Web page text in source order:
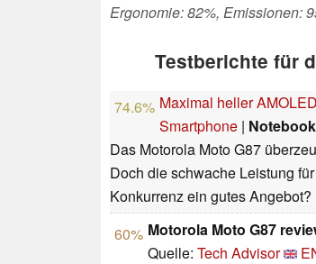
Ergonomie: 82%, Emissionen:
Testberichte für
74.6% Maximal heller
Smartphone |
Das Motorola Moto G87
Doch die schwache Leistung
Konkurrenz ein gutes Angebot?
60% Motorola Moto G87
Quelle: Tech Advisor